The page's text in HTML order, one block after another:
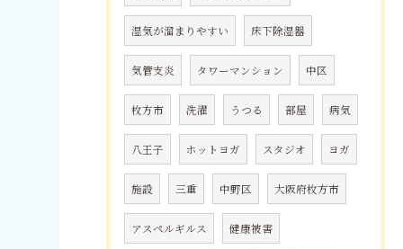
湿気が溜まりやすい 床下除湿器
気管支炎 タワーマンション 中区
枚方市 洗濯 うつる 部屋 病気
八王子 ホットヨガ スタジオ ヨガ
施設 三重 中野区 大阪府枚方市
アスペルギルス 健康被害